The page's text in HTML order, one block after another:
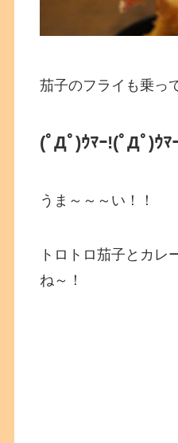
茄子のフライも乗っ
(ﾟДﾟ)ｳﾏｰ!(ﾟДﾟ)ｳﾏ
うま～～～い！！
トロトロ茄子とカレ
ね～！